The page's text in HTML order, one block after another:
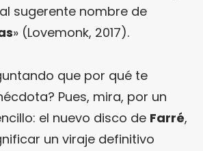
sugerente nombre de
» (Lovemonk, 2017).
que por qué te
Pues, mira, por un
el nuevo disco de Farré,
un viraje definitivo